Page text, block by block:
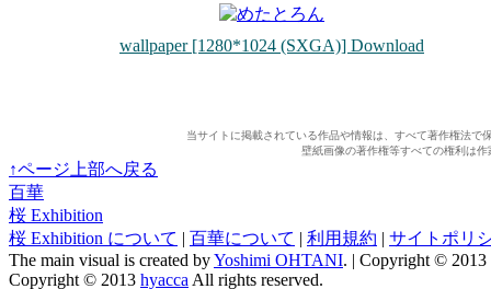
wallpaper [1280*1024 (SXGA)] Download
当サイトに掲載されている作品や情報は、すべて著作権法
壁紙画像の著作権等すべての権利は
↑ページ上部へ戻る
百華
桜 Exhibition
桜 Exhibition について | 百華について | 利用規約 | サイトポリ
The main visual is created byYoshimi OHTANI. | Copyright © 2013
Copyright © 2013 hyacca All rights reserved.